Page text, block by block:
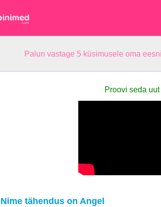
Palun vastage 5 küsimusele oma
Proovi seda
Nime tähendus on Angel